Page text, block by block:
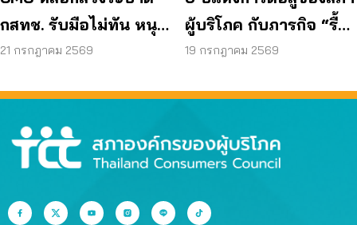
กสทช. รับมือไม่ทัน หนุน
ใช้ พ.ร.ก. ไซเบอร์ เข้มข้น
21 กรกฎาคม 2569
ผู้บริโภค กับภารกิจ “รื้อ
กสทช.” เพื่อทวงคืนสิทธิ
19 กรกฎาคม 2569